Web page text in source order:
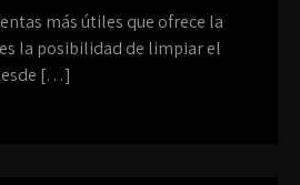
más útiles que ofrece la
la posibilidad de limpiar el
[…]